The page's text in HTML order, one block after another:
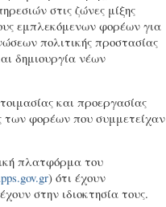
στις ζώνες μίξης
εμπλεκόμενων φορέων για
πολιτικής προστασίας
δημιουργία νέων
και προεργασίας
φορέων που συμμετείχαν
πλατφόρμα του
) ότι έχουν
στην ιδιοκτησία τους.